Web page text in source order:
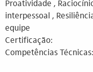
Proatividade ,
interpessoal ,
equipe
Certificação:
Competências Técnicas: